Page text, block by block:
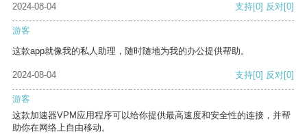
2024-08-04 支持[0] 反对[0]
游客
这款app就像我的私人助理，随时随地为我的办公提供帮助。
2024-08-04 支持[0] 反对[0]
游客
这款加速器VPM应用程序可以给你提供最高速度和安全性的连接，并帮
助你在网络上自由移动。